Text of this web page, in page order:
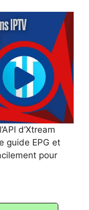
d’Xtream
guide EPG et
pour